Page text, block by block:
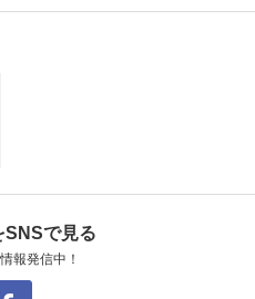
SNSで見る
報発信中！